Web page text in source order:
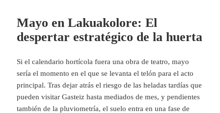
Mayo en Lakuakolore: El
despertar estratégico de la huerta
Si el calendario hortícola fuera una obra de teatro, mayo
sería el momento en el que se levanta el telón para el acto
principal. Tras dejar atrás el riesgo de las heladas tardías que
pueden visitar Gasteiz hasta mediados de mes, y pendientes
también de la pluviometría, el suelo entra en una fase de